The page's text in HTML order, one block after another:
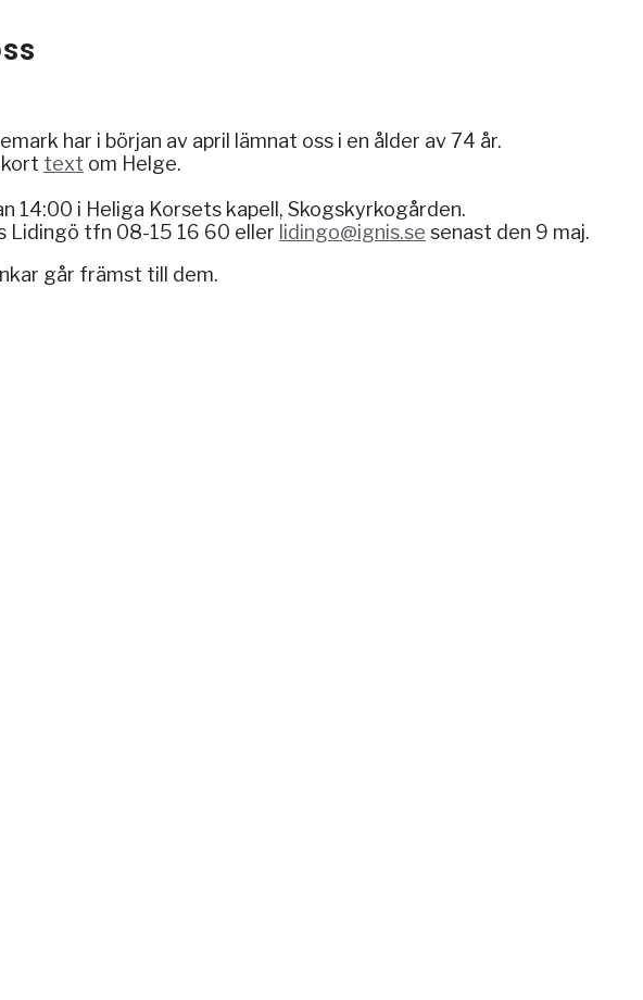
har i början av april lämnat oss i en ålder av 74 år.
text om Helge.
14:00 i Heliga Korsets kapell, Skogskyrkogården.
Lidingö tfn 08-15 16 60 eller lidingo@ignis.se senast den 9 maj.
går främst till dem.